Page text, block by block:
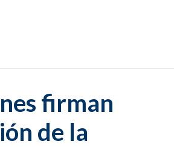
firman
de la